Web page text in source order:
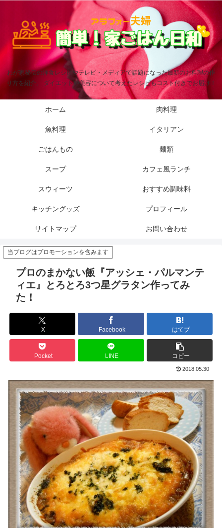
わが家秘伝の洋食レシピやテレビ・メディアで話題になった最新のお料理の作
り方を紹介。 ダイエットや美容について考えたレシピもコスト付きでお届け！
ホーム 肉料理
魚料理 イタリアン
ごはんもの 麺類
スープ カフェ風ランチ
スウィーツ おすすめ調味料
キッチングッズ プロフィール
サイトマップ お問い合わせ
当ブログはプロモーションを含みます
プロのまかない飯『アッシェ・パルマンテ
ィエ』とろとろ3つ星グラタン作ってみ
た！
X Facebook はてブ
Pocket LINE コピー
2018.05.30